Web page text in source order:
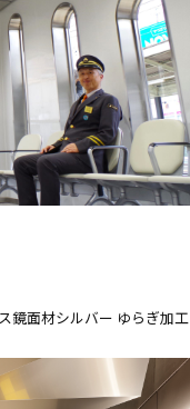
鏡面材シルバー ゆらぎ加工